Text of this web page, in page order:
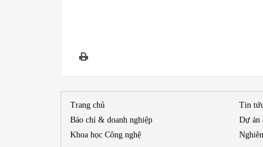
Trang chủ Tin
Báo chí & doanh nghiệp
Dự án
Khoa học Công nghệ